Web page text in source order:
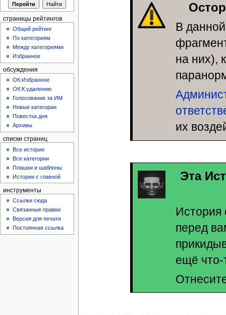
В
на них),
их
Эта
История
перед
ещё что-
страницы рейтингов
Общий рейтинг
По категориям
Между категориями
Избранное
обсуждения
ОК:Избранное
ОК:К удалению
Голосование за ИМ
Новые категории
Повестка дня
Архивы
списки страниц
Все истории
Все категории
Плашки и шаблоны
Истории с главной
инструменты
Ссылки сюда
Связанные правки
Версия для печати
Постоянная ссылка